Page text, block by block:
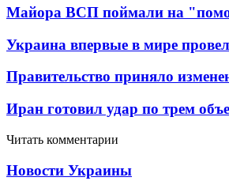
Майора ВСП поймали на
Украина впервые в мире
Правительство приняло
Иран готовил удар по трем
Читать комментарии
Новости Украины